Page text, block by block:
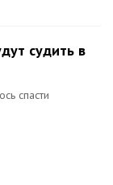
судить в
спасти